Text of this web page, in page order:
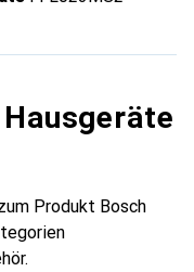
Produkt Bosch